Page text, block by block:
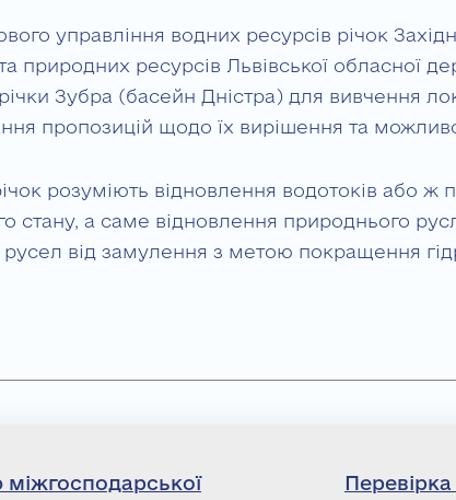
управління водних ресурсів річок
природних ресурсів Львівської обласної
Зубра (басейн Дністра) для вивчення
пропозицій щодо їх вирішення та
розуміють відновлення водотоків або ж
стану, а саме відновлення природнього
від замулення з метою покращення